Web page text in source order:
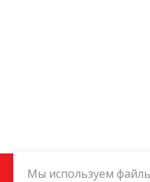
Мы используем